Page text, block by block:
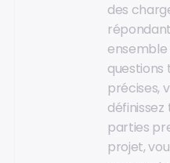
des
ensemble
questions
précises,
parties
projet,